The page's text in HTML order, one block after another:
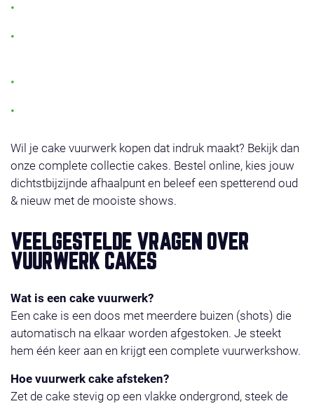
Wil je cake vuurwerk kopen dat indruk maakt? Bekijk dan
onze complete collectie cakes. Bestel online, kies jouw
dichtstbijzijnde afhaalpunt en beleef een spetterend oud
& nieuw met de mooiste shows.
VEELGESTELDE VRAGEN OVER
VUURWERK CAKES
Wat is een cake vuurwerk?
Een cake is een doos met meerdere buizen (shots) die
automatisch na elkaar worden afgestoken. Je steekt
hem één keer aan en krijgt een complete vuurwerkshow.
Hoe vuurwerk cake afsteken?
Zet de cake stevig op een vlakke ondergrond, steek de